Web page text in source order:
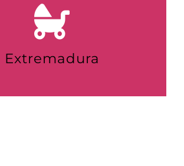
Extremadura